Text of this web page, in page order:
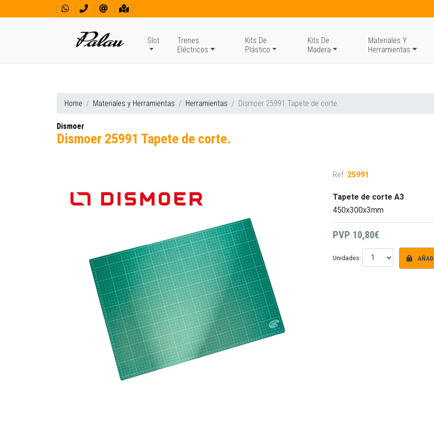
Slot
Trenes
Eléctricos
Kits De
Plástico
Kits De
Madera
Materiales Y
Herramientas
Home Materiales y Herramientas Herramientas Dismoer 25991 Tapete de corte.
Dismoer
Dismoer 25991 Tapete de corte.
Ref. 25991
Tapete de corte A3
450x300x3mm
PVP 10,80€
Unidades: